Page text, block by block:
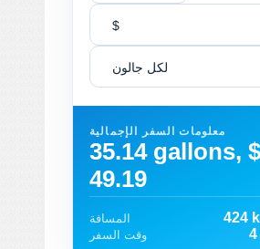
$
لكل جالون
معلومات السفر الإجمالية
35.14 gallons, $
49.19
المسافة 424
وقت السفر
4